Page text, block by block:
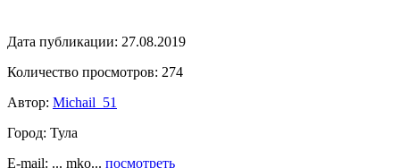
Дата публикации: 27.08.2019
Количество просмотров: 274
Автор: Michail_51
Город: Тула
E-mail: ... mko... посмотреть